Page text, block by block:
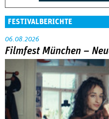
FESTIVALBERICHTE
06.08.2026
Filmfest München –